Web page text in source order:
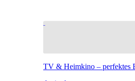
TV & Heimkino – perfektes